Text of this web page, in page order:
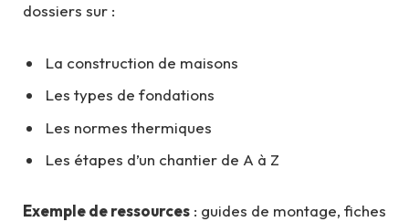
dossiers sur :
La construction de maisons
Les types de fondations
Les normes thermiques
Les étapes d’un chantier de A à Z
Exemple de ressources : guides de montage, fiches